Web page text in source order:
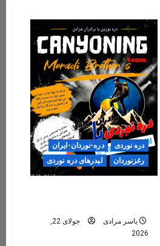
دره نوردی
دره-نوردان-ایران
رغزنوردان
لیدرهای دره نوردی
یاسر مرادی
2026